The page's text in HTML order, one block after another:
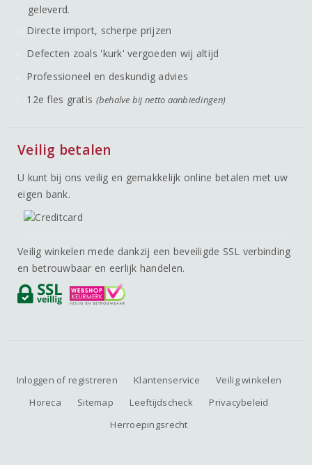
geleverd.
Directe import, scherpe prijzen
Defecten zoals 'kurk' vergoeden wij altijd
Professioneel en deskundig advies
12e fles gratis (behalve bij netto aanbiedingen)
Veilig betalen
U kunt bij ons veilig en gemakkelijk online betalen met uw
eigen bank.
Veilig winkelen mede dankzij een beveiligde SSL verbinding
en betrouwbaar en eerlijk handelen.
Inloggen of registreren Klantenservice
Veilig winkelen
Horeca
Sitemap Leeftijdscheck
Privacybeleid
Herroepingsrecht